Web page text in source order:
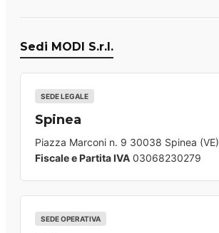
Sedi MODI S.r.l.
SEDE LEGALE
Spinea
Piazza Marconi n. 9 30038 Spinea (VE)
Fiscale e Partita IVA 03068230279
SEDE OPERATIVA